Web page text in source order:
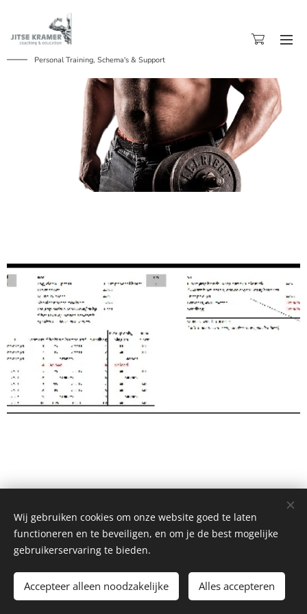
Personal Training, Schema's & Support
Wij gebruiken cookies om onze website goed te laten
functioneren en te beveiligen, en om je de best mogelijke
gebruikerservaring te bieden.
Accepteer alleen noodzakelijke Alles accepteren